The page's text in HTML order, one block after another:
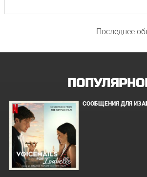
Последнее
СООБЩЕНИЯ ДЛЯ